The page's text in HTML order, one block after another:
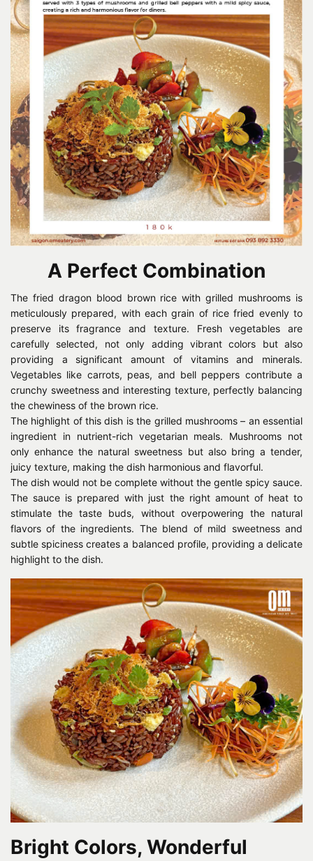
A Perfect Combination
The fried dragon blood brown rice with grilled mushrooms is
meticulously prepared, with each grain of rice fried evenly to
preserve its fragrance and texture. Fresh vegetables are
carefully selected, not only adding vibrant colors but also
providing a significant amount of vitamins and minerals.
Vegetables like carrots, peas, and bell peppers contribute a
crunchy sweetness and interesting texture, perfectly balancing
the chewiness of the brown rice.
The highlight of this dish is the grilled mushrooms – an essential
ingredient in nutrient-rich vegetarian meals. Mushrooms not
only enhance the natural sweetness but also bring a tender,
juicy texture, making the dish harmonious and flavorful.
The dish would not be complete without the gentle spicy sauce.
The sauce is prepared with just the right amount of heat to
stimulate the taste buds, without overpowering the natural
flavors of the ingredients. The blend of mild sweetness and
subtle spiciness creates a balanced profile, providing a delicate
highlight to the dish.
Bright Colors, Wonderful